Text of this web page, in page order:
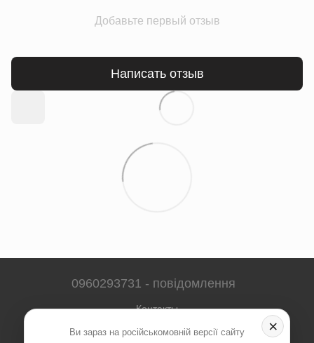
Добавьте первый отзыв
Написать отзыв
0960293731 - повідомлення
Контакты
Полная версия сайта ×
Ви зараз на російськомовній версії сайту